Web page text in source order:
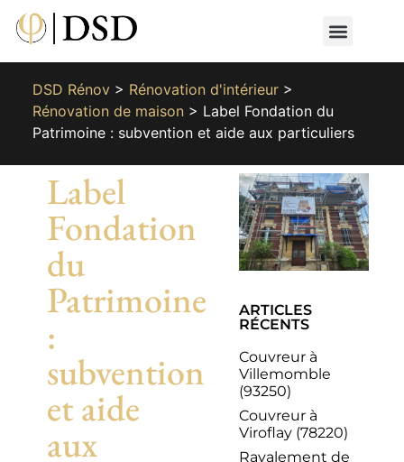
DSD Rénov> Rénovation d'intérieur>
Rénovation de maison> Label Fondation du
Patrimoine : subvention et aide aux particuliers
Label
Fondation
du
Patrimoine
:
subvention
et aide
aux
ARTICLES
RÉCENTS
Couvreur à
Villemomble
(93250)
Couvreur à
Viroflay (78220)
Ravalement de